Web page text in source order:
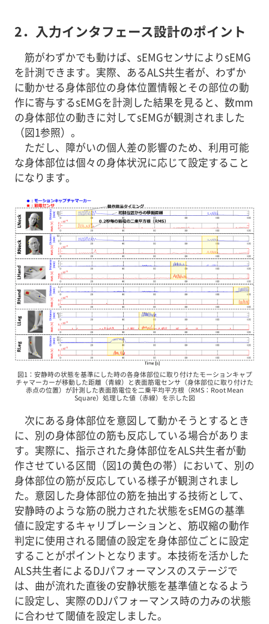
2．入力インタフェース設計のポイント
筋がわずかでも動けば、sEMGセンサによりsEMG
を計測できます。実際、あるALS共生者が、わずか
に動かせる身体部位の身体位置情報とその部位の動
作に寄与するsEMGを計測した結果を見ると、数mm
の身体部位の動きに対してsEMGが観測されました
（図1参照）。
ただし、障がいの個人差の影響のため、利用可能
な身体部位は個々の身体状況に応じて設定すること
になります。
図1：安静時の状態を基準にした時の各身体部位に取り付けたモーションキャプ
チャマーカーが移動した距離（青線）と表面筋電センサ（身体部位に取り付けた
赤点の位置）が計測した表面筋電位を二乗平均平方根（RMS：Root Mean
Square）処理した値（赤線）を示した図
次にある身体部位を意図して動かそうとするとき
に、別の身体部位の筋も反応している場合がありま
す。実際に、指示された身体部位をALS共生者が動
作させている区間（図1の黄色の帯）において、別の
身体部位の筋が反応している様子が観測されまし
た。意図した身体部位の筋を抽出する技術として、
安静時のような筋の脱力された状態をsEMGの基準
値に設定するキャリブレーションと、筋収縮の動作
判定に使用される閾値の設定を身体部位ごとに設定
することがポイントとなります。本技術を活かした
ALS共生者によるDJパフォーマンスのステージで
は、曲が流れた直後の安静状態を基準値となるよう
に設定し、実際のDJパフォーマンス時の力みの状態
に合わせて閾値を設定しました。